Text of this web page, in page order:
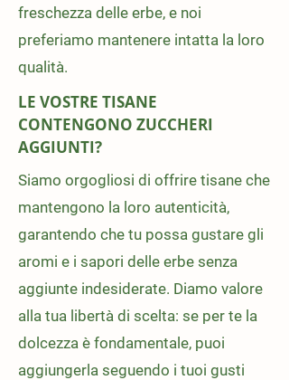
freschezza delle erbe, e noi
preferiamo mantenere intatta la loro
qualità.
LE VOSTRE TISANE
CONTENGONO ZUCCHERI
AGGIUNTI?
Siamo orgogliosi di offrire tisane che
mantengono la loro autenticità,
garantendo che tu possa gustare gli
aromi e i sapori delle erbe senza
aggiunte indesiderate. Diamo valore
alla tua libertà di scelta: se per te la
dolcezza è fondamentale, puoi
aggiungerla seguendo i tuoi gusti